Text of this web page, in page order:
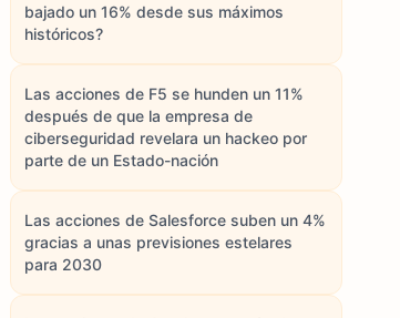
bajado un 16% desde sus máximos
históricos?
Las acciones de F5 se hunden un 11%
después de que la empresa de
ciberseguridad revelara un hackeo por
parte de un Estado-nación
Las acciones de Salesforce suben un 4%
gracias a unas previsiones estelares
para 2030